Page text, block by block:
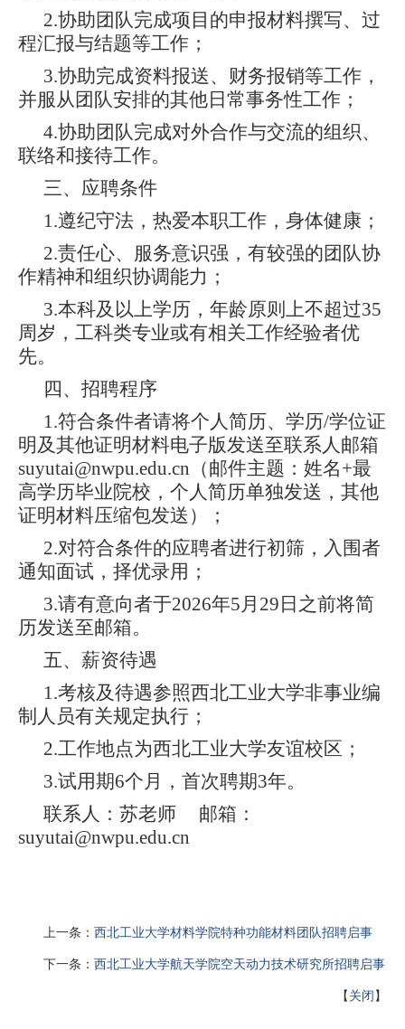
2.协助团队完成项目的申报材料撰写、过
程汇报与结题等工作；
3.协助完成资料报送、财务报销等工作，
并服从团队安排的其他日常事务性工作；
4.协助团队完成对外合作与交流的组织、
联络和接待工作。
三、应聘条件
1.遵纪守法，热爱本职工作，身体健康；
2.责任心、服务意识强，有较强的团队协
作精神和组织协调能力；
3.本科及以上学历，年龄原则上不超过35
周岁，工科类专业或有相关工作经验者优
先。
四、招聘程序
1.符合条件者请将个人简历、学历/学位证
明及其他证明材料电子版发送至联系人邮箱
suyutai@nwpu.edu.cn（邮件主题：姓名+最
高学历毕业院校，个人简历单独发送，其他
证明材料压缩包发送）；
2.对符合条件的应聘者进行初筛，入围者
通知面试，择优录用；
3.请有意向者于2026年5月29日之前将简
历发送至邮箱。
五、薪资待遇
1.考核及待遇参照西北工业大学非事业编
制人员有关规定执行；
2.工作地点为西北工业大学友谊校区；
3.试用期6个月，首次聘期3年。
联系人：苏老师
邮箱：
suyutai@nwpu.edu.cn
上一条： 西北工业大学材料学院特种功能材料团队招聘启事
下一条： 西北工业大学航天学院空天动力技术研究所招聘启事
【关闭】